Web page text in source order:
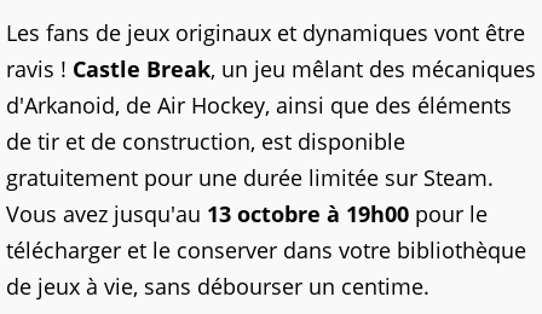
Les fans de jeux originaux et dynamiques vont être
ravis ! Castle Break, un jeu mêlant des mécaniques
d'Arkanoid, de Air Hockey, ainsi que des éléments
de tir et de construction, est disponible
gratuitement pour une durée limitée sur Steam.
Vous avez jusqu'au 13 octobre à 19h00 pour le
télécharger et le conserver dans votre bibliothèque
de jeux à vie, sans débourser un centime.